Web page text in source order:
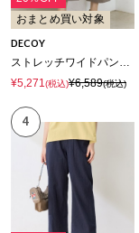
おまとめ買い対象
DECOY
ストレッチワイドパンツ【接触冷感・ウォッシャブル・後ろウエストゴム】
¥5,271 (税込)¥6,589(税込)
4